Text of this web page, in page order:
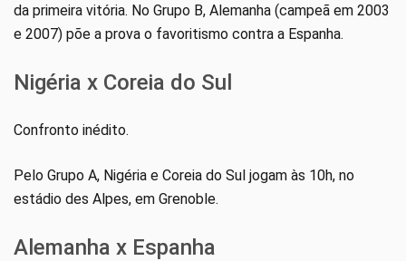
da primeira vitória. No Grupo B, Alemanha (campeã em 2003
e 2007) põe a prova o favoritismo contra a Espanha.
Nigéria x Coreia do Sul
Confronto inédito.
Pelo Grupo A, Nigéria e Coreia do Sul jogam às 10h, no
estádio des Alpes, em Grenoble.
Alemanha x Espanha